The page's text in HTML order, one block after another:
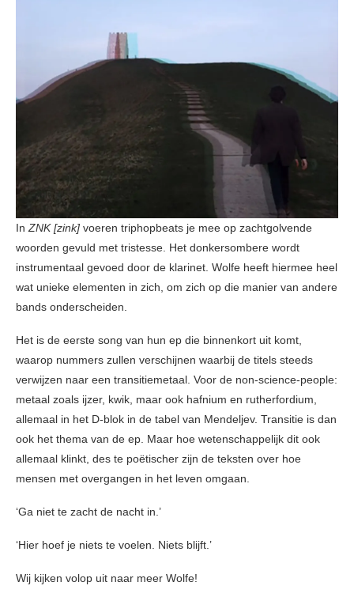
InZNK [zink] voeren triphopbeats je mee op zachtgolvende
woorden gevuld met tristesse. Het donkersombere wordt
instrumentaal gevoed door de klarinet. Wolfe heeft hiermee heel
wat unieke elementen in zich, om zich op die manier van andere
bands onderscheiden.
Het is de eerste song van hun ep die binnenkort uit komt,
waarop nummers zullen verschijnen waarbij de titels steeds
verwijzen naar een transitiemetaal. Voor de non-science-people:
metaal zoals ijzer, kwik, maar ook hafnium en rutherfordium,
allemaal in het D-blok in de tabel van Mendeljev. Transitie is dan
ook het thema van de ep. Maar hoe wetenschappelijk dit ook
allemaal klinkt, des te poëtischer zijn de teksten over hoe
mensen met overgangen in het leven omgaan.
‘Ga niet te zacht de nacht in.’
‘Hier hoef je niets te voelen. Niets blijft.’
Wij kijken volop uit naar meer Wolfe!